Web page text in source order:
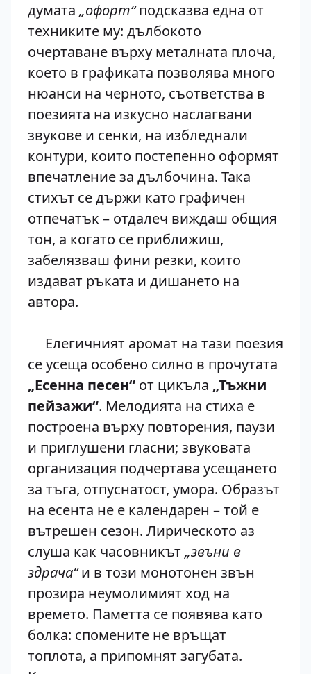
думата „офорт“подсказва една от
техниките му: дълбокото
очертаване върху металната плоча,
което в графиката позволява много
нюанси на черното, съответства в
поезията на изкусно наслагвани
звукове и сенки, на избледнали
контури, които постепенно оформят
впечатление за дълбочина. Така
стихът се държи като графичен
отпечатък – отдалеч виждаш общия
тон, а когато се приближиш,
забелязваш фини резки, които
издават ръката и дишането на
автора.
Елегичният аромат на тази поезия
се усеща особено силно в прочутата
„Есенна песен“ от цикъла „Тъжни
пейзажи“. Мелодията на стиха е
построена върху повторения, паузи
и приглушени гласни; звуковата
организация подчертава усещането
за тъга, отпуснатост, умора. Образът
на есента не е календарен – той е
вътрешен сезон. Лирическото аз
слуша как часовникът „звъни в
здрача“и в този монотонен звън
прозира неумолимият ход на
времето. Паметта се появява като
болка: спомените не връщат
топлота, а припомнят загубата.